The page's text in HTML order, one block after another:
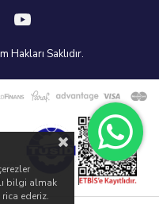
Saklıdır.
bilgi almak
ederiz.